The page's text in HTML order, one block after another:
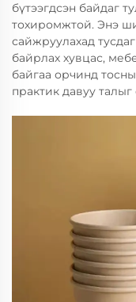
бүтээгдсэн байдаг
тохиромжтой. Энэ
сайжруулахад
байрлах хувцас,
байгаа орчинд
практик давуу талыг